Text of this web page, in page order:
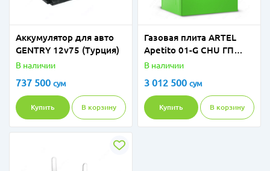
Аккумулятор для авто
GENTRY 12v75 (Турция)
В наличии
737 500 сум
Купить В корзину
Газовая плита ARTEL
Apetito 01-G CHU ГП
(зеленый)
В наличии
3 012 500 сум
Купить В корзину